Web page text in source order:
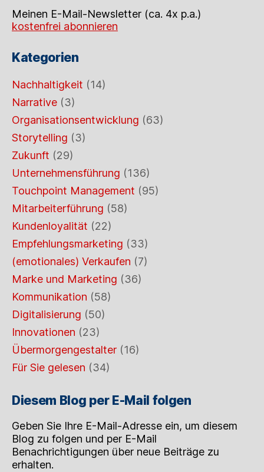
Meinen E-Mail-Newsletter (ca. 4x p.a.)
kostenfrei abonnieren
Kategorien
Nachhaltigkeit (14)
Narrative (3)
Organisationsentwicklung (63)
Storytelling (3)
Zukunft (29)
Unternehmensführung (136)
Touchpoint Management (95)
Mitarbeiterführung (58)
Kundenloyalität (22)
Empfehlungsmarketing (33)
(emotionales) Verkaufen (7)
Marke und Marketing (36)
Kommunikation (58)
Digitalisierung (50)
Innovationen (23)
Übermorgengestalter (16)
Für Sie gelesen (34)
Diesem Blog per E-Mail folgen
Geben Sie Ihre E-Mail-Adresse ein, um diesem
Blog zu folgen und per E-Mail
Benachrichtigungen über neue Beiträge zu
erhalten.